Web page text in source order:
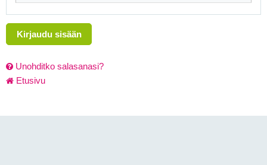
Kirjaudu sisään
Unohditko salasanasi?
Etusivu